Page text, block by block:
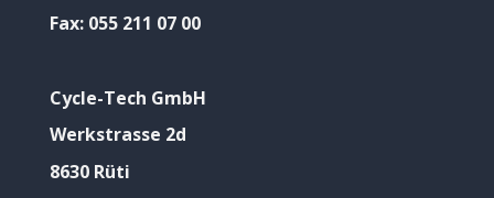
Fax: 055 211 07 00
Cycle-Tech GmbH
Werkstrasse 2d
8630 Rüti